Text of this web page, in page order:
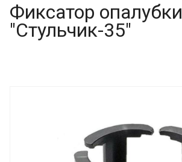
Фиксатор опалубки
"Стульчик-35"